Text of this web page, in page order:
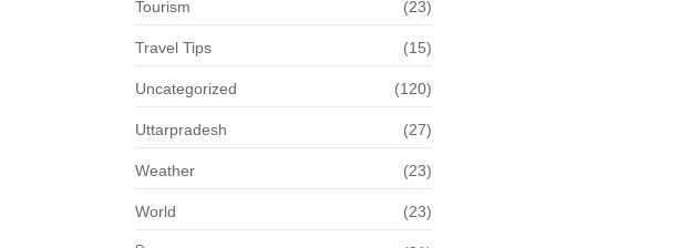
Tourism (23)
Travel Tips (15)
Uncategorized (120)
Uttarpradesh (27)
Weather (23)
World (23)